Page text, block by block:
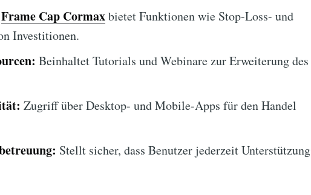
Frame Cap Cormaxbietet Funktionen wie Stop-Loss- und
Investitionen.
Beinhaltet Tutorials und Webinare zur Erweiterung des
Zugriff über Desktop- und Mobile-Apps für den Handel
Stellt sicher, dass Benutzer jederzeit Unterstützung